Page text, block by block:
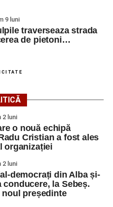
sursă preferată
pe Google News
nopții, în contextul
Bolojan
Râpa Roșie găzduiește
concursului „CicloAventurier
String Symphonic Camp
aplauze la Sebeș
9 luni
traverseaza strada
de pietoni…
2 luni
o nouă echipă
Cristian a fost ales
organizației
2 luni
democrați din Alba și-
conducere, la Sebeș.
noul președinte